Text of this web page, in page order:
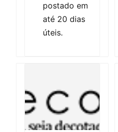
postado em
até 20 dias
úteis.